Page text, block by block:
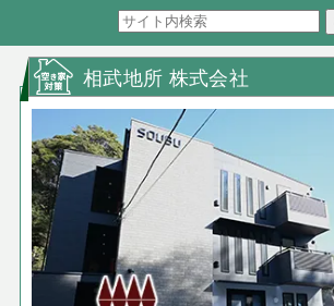
相武地所 株式会社